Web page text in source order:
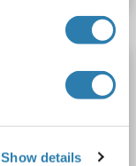
Show details
Recombinant
approximately 70-80 % as determined by SDS PAGE, Western Blot and analytical SEC (HPLC).
ELISA, WB, SDS